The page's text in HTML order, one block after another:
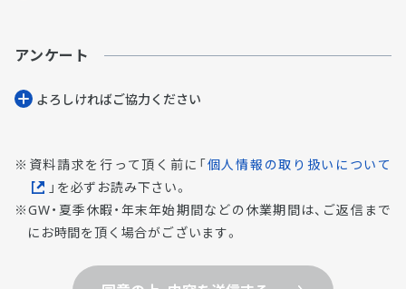
アンケート
よろしければご協⼒ください
資料請求を行って頂く前に「個人情報の取り扱いについて
」を必ずお読み下さい。
GW・夏季休暇・年末年始期間などの休業期間は、ご返信まで
にお時間を頂く場合がございます。